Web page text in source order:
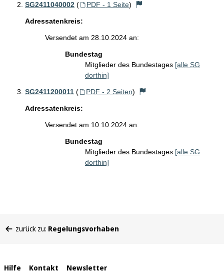
SG2411040002 ( PDF - 1 Seite)
Adressatenkreis:
Versendet am 28.10.2024 an:
Bundestag
Mitglieder des Bundestages [alle SG
dorthin]
SG2411200011 ( PDF - 2 Seiten)
Adressatenkreis:
Versendet am 10.10.2024 an:
Bundestag
Mitglieder des Bundestages [alle SG
dorthin]
befinden
zurück zu: Regelungsvorhaben
Interne
Hilfe Kontakt Newsletter